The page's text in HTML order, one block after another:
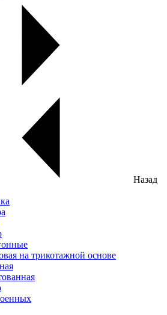
Назад
на трикотажной основе